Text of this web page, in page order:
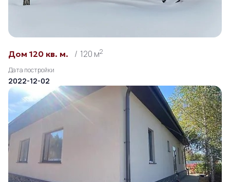
Дом 120 кв. м. 120 м2
Дата постройки
2022-12-02